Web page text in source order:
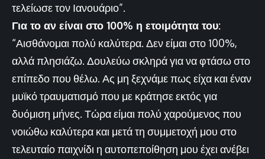
τελείωσε τον Ιανουάριο”.
Για το αν είναι στο 100% η ετοιμότητα του:
“Αισθάνομαι πολύ καλύτερα. Δεν είμαι στο 100%,
αλλά πλησιάζω. Δουλεύω σκληρά για να φτάσω στο
επίπεδο που θέλω. Ας μη ξεχνάμε πως είχα και έναν
μυϊκό τραυματισμό που με κράτησε εκτός για
δυόμιση μήνες. Τώρα είμαι πολύ χαρούμενος που
νοιώθω καλύτερα και μετά τη συμμετοχή μου στο
τελευταίο παιχνίδι η αυτοπεποίθηση μου έχει ανέβει